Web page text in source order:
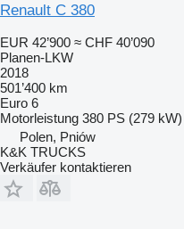
Renault C 380
EUR 42’900 ≈ CHF 40’090
Planen-LKW
2018
501’400 km
Euro 6
Motorleistung 380 PS (279 kW)
Polen, Pniów
K&K TRUCKS
Verkäufer kontaktieren